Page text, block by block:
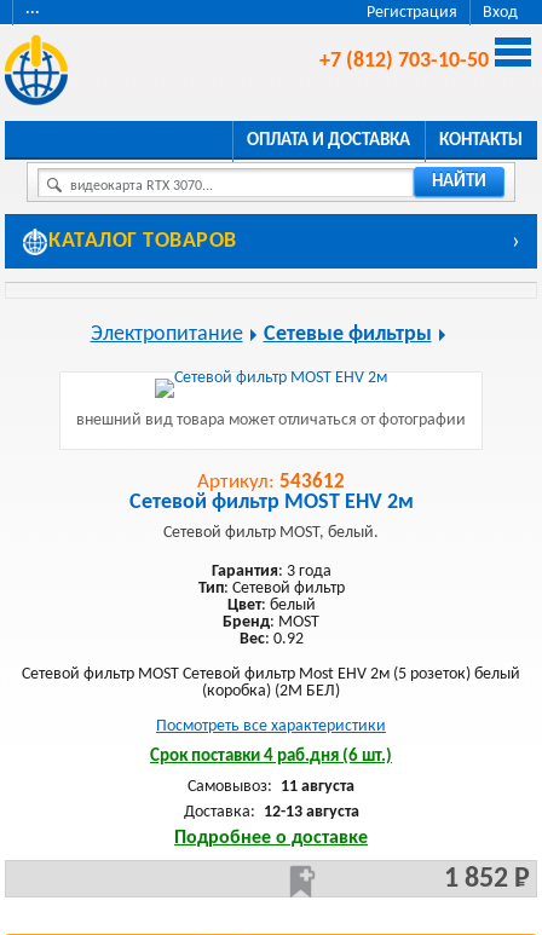
Регистрация Вход
···
+7 (812) 703-10-50
ОПЛАТА И ДОСТАВКА КОНТАКТЫ
видеокарта RTX 3070... НАЙТИ
КАТАЛОГ ТОВАРОВ ›
Электропитание Сетевые фильтры
внешний вид товара может отличаться от фотографии
Артикул: 543612
Сетевой фильтр MOST EHV 2м
Сетевой фильтр MOST, белый.
Гарантия: 3 года
Тип: Сетевой фильтр
Цвет: белый
Бренд: MOST
Вес: 0.92
Сетевой фильтр MOST Сетевой фильтр Most EHV 2м (5 розеток) белый
(коробка) (2М БЕЛ)
Посмотреть все характеристики
Срок поставки 4 раб.дня (6 шт.)
Самовывоз: 11 августа
Доставка: 12-13 августа
Подробнее о доставке
1 852 Р